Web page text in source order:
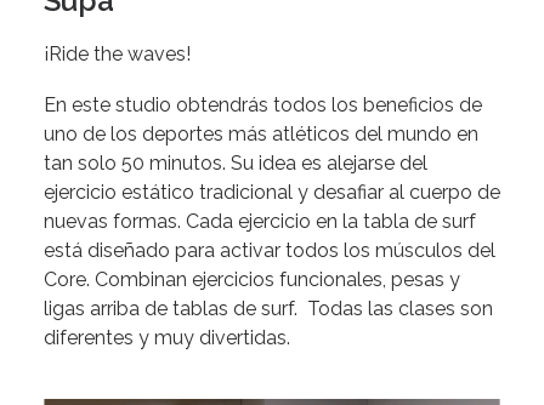
¡Ride the waves!
En este studio obtendrás todos los beneficios de
uno de los deportes más atléticos del mundo en
tan solo 50 minutos. Su idea es alejarse del
ejercicio estático tradicional y desafiar al cuerpo de
nuevas formas. Cada ejercicio en la tabla de surf
está diseñado para activar todos los músculos del
Core. Combinan ejercicios funcionales, pesas y
ligas arriba de tablas de surf. Todas las clases son
diferentes y muy divertidas.